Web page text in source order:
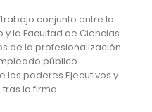
conjunto entre la
y la Facultad de Ciencias
de la profesionalización
público
los poderes Ejecutivos y
la firma.